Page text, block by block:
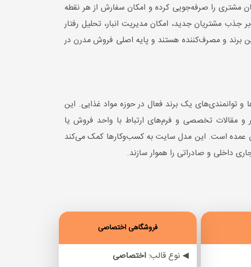
مشتری را صرفه‌جویی کرده و امکان سفارش از هر نقطه
مشتریان جدید، امکان مدیریت انبار، تحلیل رفتار
برند و مصرف‌کننده هستند و پایه اصلی فروش مدرن در
یک برند فعال در حوزه مواد غذایی. این
مقالات تخصصی و فرم‌های ارتباط با واحد فروش یا
عمده است. این مدل سایت به کسب‌وکارها کمک می‌کند
داخلی و صادراتی را هموار سازند.
فروشگاهی اختصاصی
◀ نوع قالب:اختصاصی